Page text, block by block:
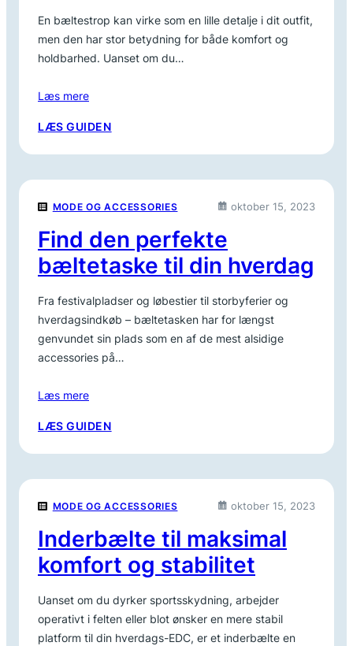
En bæltestrop kan virke som en lille detalje i dit outfit,
men den har stor betydning for både komfort og
holdbarhed. Uanset om du…
Læs mere
LÆS GUIDEN:
DU
RIGTIGE
BÆLTESTROP
MODE OG ACCESSORIES oktober 15, 2023
Find den perfekte
bæltetaske til din hverdag
Fra festivalpladser og løbestier til storbyferier og
hverdagsindkøb – bæltetasken har for længst
genvundet sin plads som en af de mest alsidige
accessories på…
Læs mere
LÆS GUIDEN:
PERFEKTE
TIL
DIN
HVERDAG
MODE OG ACCESSORIES oktober 15, 2023
Inderbælte til maksimal
komfort og stabilitet
Uanset om du dyrker sportsskydning, arbejder
operativt i felten eller blot ønsker en mere stabil
platform til din hverdags-EDC, er et inderbælte en